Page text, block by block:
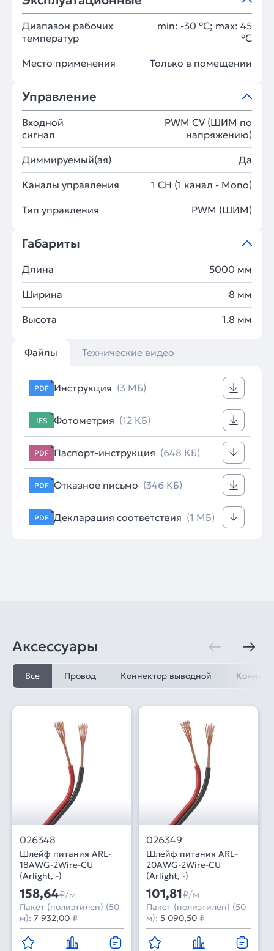
Диапазон рабочих
температур
min: -30 °C; max: 45
°C
Место применения Только в помещении
Управление
Входной
сигнал
PWM СV (ШИМ по
напряжению)
Диммируемый(ая) Да
Каналы управления 1 CH (1 канал - Mono)
Тип управления PWM (ШИМ)
Габариты
Длина 5000 мм
Ширина 8 мм
Высота 1.8 мм
Файлы Технические видео
PDF Инструкция (3 МБ)
IES Фотометрия (12 КБ)
PDF Паспорт-инструкция (648 КБ)
PDF Отказное письмо (346 КБ)
PDF Декларация соответствия (1 МБ)
Аксессуары
Все Провод Коннектор выводной
026348
Шлейф питания ARL-
18AWG-2Wire-CU
(Arlight, -)
158,64₽/м
Пакет (полиэтилен) (50
м): 7 932,00 ₽
026349
Шлейф питания ARL-
20AWG-2Wire-CU
(Arlight, -)
101,81₽/м
Пакет (полиэтилен) (50
м): 5 090,50 ₽